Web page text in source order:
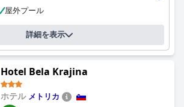
屋外プール
詳細を表示
Hotel Bela Krajina
ホテル メトリカ